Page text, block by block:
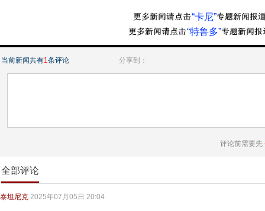
“卡尼”
“特鲁多”
当前新闻共有1条评论 分享到：
评论前需要先
全部评论
泰坦尼克 2025年07月05日 20:04